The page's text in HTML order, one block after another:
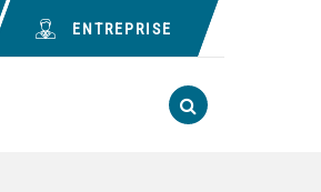
ENTREPRISE
RECHERCHE